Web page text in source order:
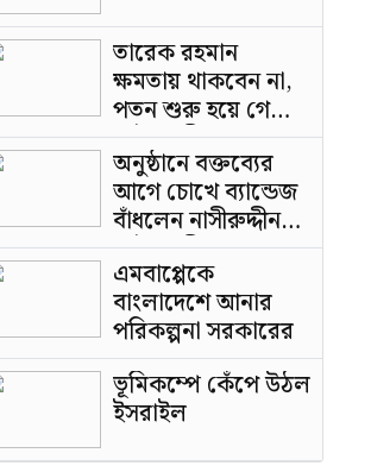
তারেক রহমান
ক্ষমতায় থাকবেন না,
পতন শুরু হয়ে গেছে:
পাটওয়ারী
অনুষ্ঠানে বক্তব্যের
আগে চোখে ব্যান্ডেজ
বাঁধলেন নাসীরুদ্দীন
পাটওয়ারী
এমবাপ্পেকে
বাংলাদেশে আনার
পরিকল্পনা সরকারের
ভূমিকম্পে কেঁপে উঠল
ইসরাইল